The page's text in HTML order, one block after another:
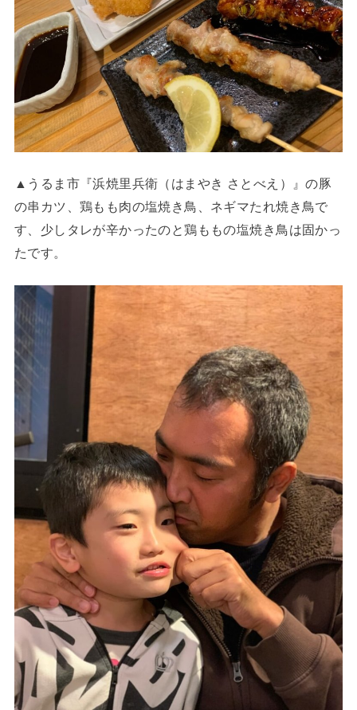
▲うるま市『浜焼里兵衛（はまやき さとべえ）』の豚
の串カツ、鶏もも肉の塩焼き鳥、ネギマたれ焼き鳥で
す、少しタレが辛かったのと鶏ももの塩焼き鳥は固かっ
たです。